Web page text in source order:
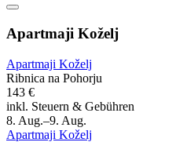
Apartmaji Koželj
Apartmaji Koželj
Ribnica na Pohorju
143 €
inkl. Steuern & Gebühren
8. Aug.–9. Aug.
Apartmaji Koželj